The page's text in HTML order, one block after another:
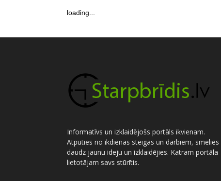
loading...
Informatīvs un izklaidējošs portāls ikvienam.
Atpūties no ikdienas steigas un darbiem, smelies
daudz jaunu ideju un izklaidējies. Katram portāla
lietotājam savs stūrītis.